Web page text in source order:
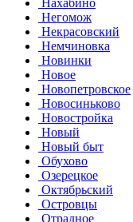
Негомож
Некрасовский
Немчиновка
Новинки
Новое
Новопетровское
Новосиньково
Новостройка
Новый
Новый быт
Обухово
Озерецкое
Октябрьский
Островцы
Отрадное